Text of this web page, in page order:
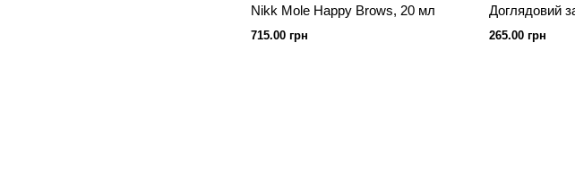
Nikk Mole Happy Brows, 20 мл
715.00 грн 265.00 грн